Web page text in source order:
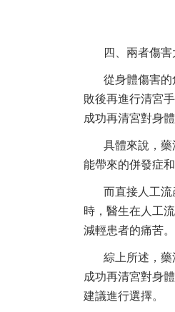
四、兩者傷
從身體傷害
敗後再進行清宮
成功再清宮對身
具體來說，
能帶來的併發症
而直接人工
時，醫生在人工
減輕患者的痛苦。
綜上所述，
成功再清宮對身
建議進行選擇。